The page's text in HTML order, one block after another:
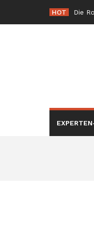
content
HOT Die